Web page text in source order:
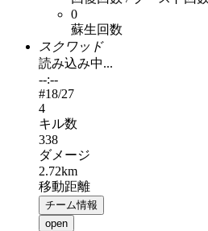
0
蘇生回数
スクワッド
読み込み中...
--:--
#18/27
4
キル数
338
ダメージ
2.72km
移動距離
チーム情報
open